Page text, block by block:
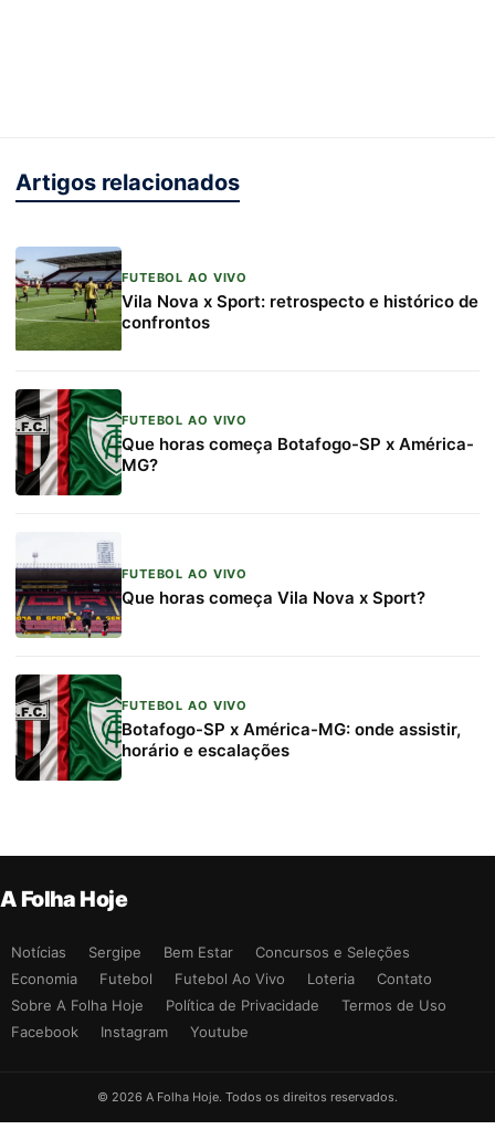
Artigos relacionados
FUTEBOL AO VIVO
Vila Nova x Sport: retrospecto e histórico de
confrontos
FUTEBOL AO VIVO
Que horas começa Botafogo-SP x América-
MG?
FUTEBOL AO VIVO
Que horas começa Vila Nova x Sport?
FUTEBOL AO VIVO
Botafogo-SP x América-MG: onde assistir,
horário e escalações
A Folha Hoje
Notícias Sergipe Bem Estar
Concursos e Seleções
Economia
Futebol Futebol Ao Vivo Loteria
Contato
Sobre A Folha Hoje
Política de Privacidade
Termos de Uso
Facebook
Instagram Youtube
© 2026 A Folha Hoje. Todos os direitos reservados.